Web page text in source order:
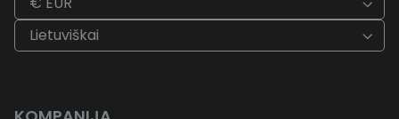
Lietuviškai